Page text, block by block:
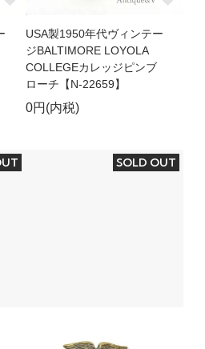
USA製1950年代ヴィンテー
ジBALTIMORE LOYOLA
COLLEGEカレッジピンブ
ローチ【N-22659】
0円(内税)
SOLD OUT